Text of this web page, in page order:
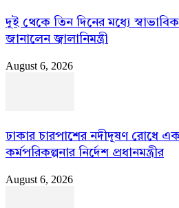
দুই থেকে তিন দিনের মধ্যে
জানালেন জ্বালানিমন্ত্রী
August 6, 2026
ঢাকার চারপাশের নদীদূষণ রোধে এক
কর্মপরিকল্পনার নির্দেশ প্রধানমন্ত্রীর
August 6, 2026